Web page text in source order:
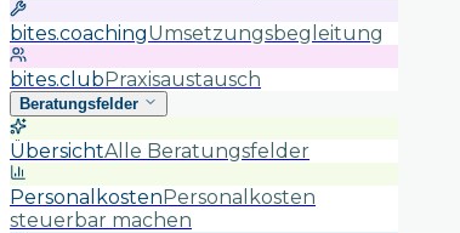
bites.coachingUmsetzungsbegleitung
bites.clubPraxisaustausch
Beratungsfelder
ÜbersichtAlle Beratungsfelder
PersonalkostenPersonalkosten
steuerbar machen